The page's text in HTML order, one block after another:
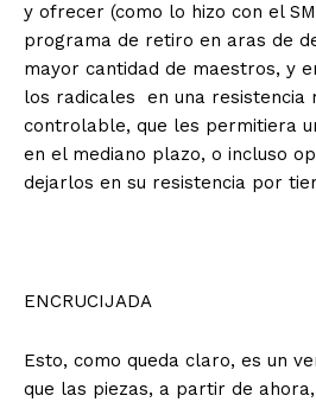
y ofrecer (como lo hizo con el
programa de retiro en aras de
mayor cantidad de maestros, y
los radicales en una resistencia
controlable, que les permitiera
en el mediano plazo, o incluso
dejarlos en su resistencia por
ENCRUCIJADA
Esto, como queda claro, es un
que las piezas, a partir de